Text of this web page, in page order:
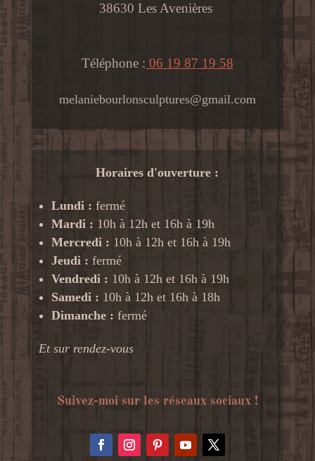
38630 Les Avenières
Téléphone : 06 19 87 19 58
melaniebourlonsculptures@gmail.com
Horaires d'ouverture :
Lundi : fermé
Mardi : 10h à 12h et 16h à 19h
Mercredi : 10h à 12h et 16h à 19h
Jeudi : fermé
Vendredi : 10h à 12h et 16h à 19h
Samedi : 10h à 12h et 16h à 18h
Dimanche : fermé
Et sur rendez-vous
Suivez-moi sur les réseaux sociaux !